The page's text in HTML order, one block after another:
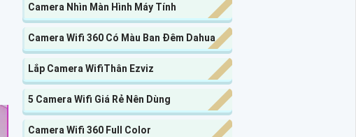
Camera Nhìn Màn Hình Máy Tính
Camera Wifi 360 Có Màu Ban Đêm Dahua
Lắp Camera WifiThân Ezviz
5 Camera Wifi Giá Rẻ Nên Dùng
Camera Wifi 360 Full Color